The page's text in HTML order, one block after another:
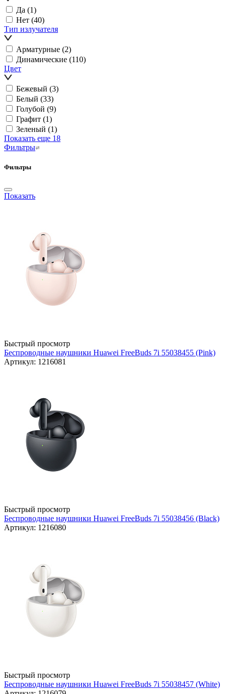
Да (1)
Нет (40)
Тип излучателя
Арматурные (2)
Динамические (110)
Цвет
Бежевый (3)
Белый (33)
Голубой (9)
Графит (1)
Зеленый (1)
Показать еще 18
Фильтры
Фильтры
Показать
Быстрый просмотр
Беспроводные наушники Huawei FreeBuds 7i 55038455 (Pink)
Артикул: 1216081
Быстрый просмотр
Беспроводные наушники Huawei FreeBuds 7i 55038456 (Black)
Артикул: 1216080
Быстрый просмотр
Беспроводные наушники Huawei FreeBuds 7i 55038457 (White)